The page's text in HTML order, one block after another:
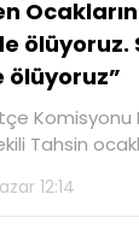
ölüyoruz.
ölüyoruz”
Tahsin
12:14